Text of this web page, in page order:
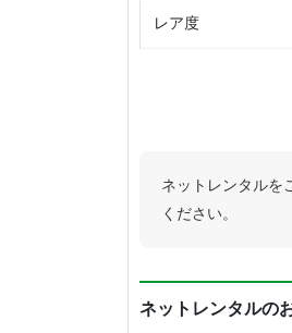
レア度
ネットレンタルを
ください。
ネットレンタルの